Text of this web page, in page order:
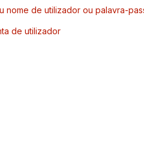
nome de utilizador ou palavra-
de utilizador